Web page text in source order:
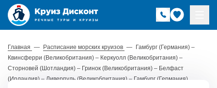
Главная — Расписание морских круизов — Гамбург (Германия) –
Квинсферри (Великобритания) – Керкуолл (Великобритания) –
Сторновей (Шотландия) – Гринок (Великобритания) – Белфаст
(Ирландия) – Ливерпуль (Великобритания) – Гамбург (Германия)